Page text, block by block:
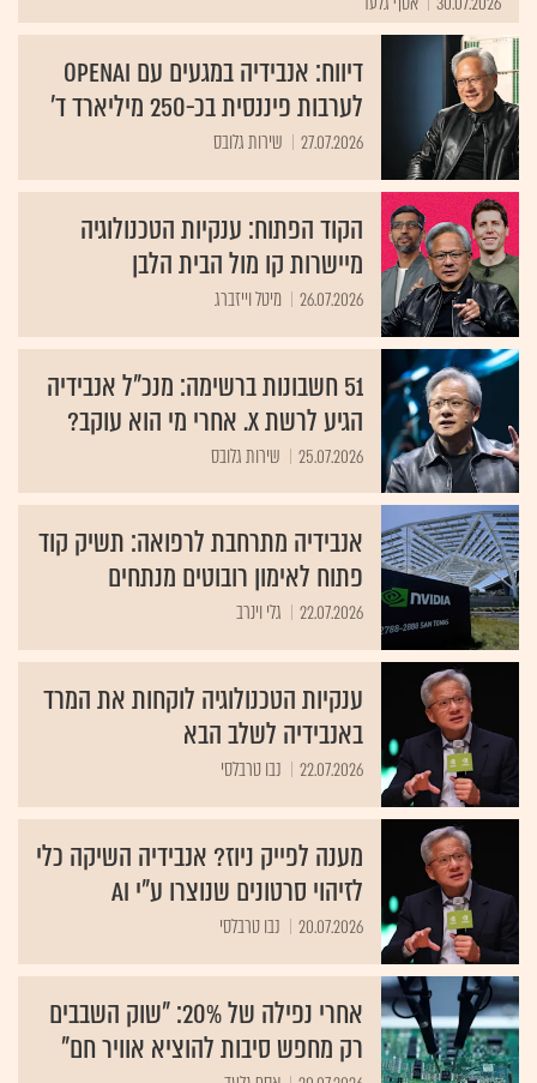
דיווח: אנבידיה במגעים עם OpenAI
לערבות פיננסית בכ-250 מיליארד ד'
27.07.2026 שירות גלובס
הקוד הפתוח: ענקיות הטכנולוגיה
מיישרות קו מול הבית הלבן
26.07.2026 מיטל וייזברג
51 חשבונות ברשימה: מנכ"ל אנבידיה
הגיע לרשת X. אחרי מי הוא עוקב?
25.07.2026 שירות גלובס
אנבידיה מתרחבת לרפואה: תשיק קוד
פתוח לאימון רובוטים מנתחים
22.07.2026 גלי וינרב
ענקיות הטכנולוגיה לוקחות את המרד
באנבידיה לשלב הבא
22.07.2026 נבו טרבלסי
מענה לפייק ניוז? אנבידיה השיקה כלי
לזיהוי סרטונים שנוצרו ע"י AI
20.07.2026 נבו טרבלסי
אחרי נפילה של 20%: "שוק השבבים
רק מחפש סיבות להוציא אוויר חם"